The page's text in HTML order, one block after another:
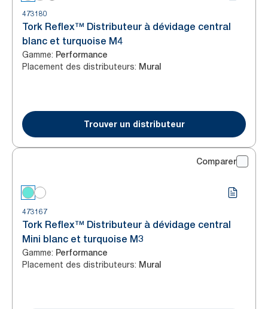
473180
Tork Reflex™ Distributeur à dévidage central
blanc et turquoise M4
Gamme: Performance
Placement des distributeurs: Mural
Trouver un distributeur
Comparer
473167
Tork Reflex™ Distributeur à dévidage central
Mini blanc et turquoise M3
Gamme: Performance
Placement des distributeurs: Mural